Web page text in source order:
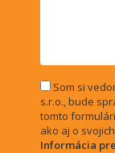
Som si
s.r.o., bude
tomto
ako aj o
Informácia